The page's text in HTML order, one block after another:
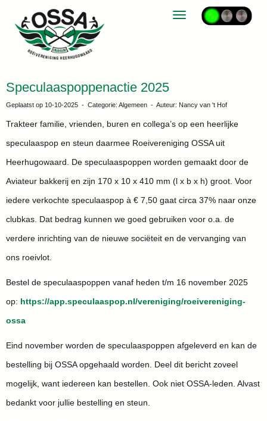
Toggle navigation
Speculaaspoppenactie 2025
Geplaatst op 10-10-2025 - Categorie: Algemeen - Auteur: Nancy van 't Hof
Trakteer familie, vrienden, buren en collega’s op een heerlijke
speculaaspop en steun daarmee Roeivereniging OSSA uit
Heerhugowaard. De speculaaspoppen worden gemaakt door de
Aviateur bakkerij en zijn 170 x 10 x 410 mm (l x b x h) groot. Voor
iedere verkochte speculaaspop à € 7,50 gaat circa 37% naar onze
clubkas. Dat bedrag kunnen we goed gebruiken voor o.a. de
verdere inrichting van de nieuwe sociëteit en de vervanging van
ons roeivlot.
Bestel de speculaaspoppen vanaf heden t/m 16 november 2025
op: https://app.speculaaspop.nl/vereniging/roeivereniging-
ossa
Eind november worden de speculaaspoppen afgeleverd en kan de
bestelling bij OSSA opgehaald worden. Deel dit bericht zoveel
mogelijk, want iedereen kan bestellen. Ook niet OSSA-leden. Alvast
bedankt voor jullie bestelling en steun.